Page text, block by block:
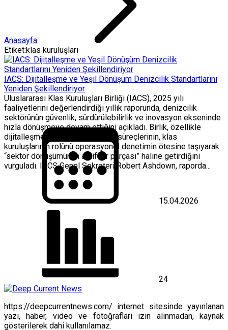
Anasayfa
Etiket:klas kuruluşları
IACS: Dijitalleşme ve Yeşil Dönüşüm Denizcilik Standartlarını
Yeniden Şekillendiriyor
Uluslararası Klas Kuruluşları Birliği (IACS), 2025 yılı
faaliyetlerini değerlendirdiği yıllık raporunda, denizcilik
sektörünün güvenlik, sürdürülebilirlik ve inovasyon ekseninde
hızla dönüşmeye devam ettiğini açıkladı. Birlik, özellikle
dijitalleşme ve karbonsuzlaşma süreçlerinin, klas
kuruluşlarının rolünü operasyonel denetimin ötesine taşıyarak
“sektör dönüşümünün aktif bir parçası” haline getirdiğini
vurguladı. IACS Genel Sekreteri Robert Ashdown, raporda...
15.04.2026
24
https://deepcurrentnews.com/ internet sitesinde yayınlanan
yazı, haber, video ve fotoğrafları izin alınmadan, kaynak
gösterilerek dahi kullanılamaz.